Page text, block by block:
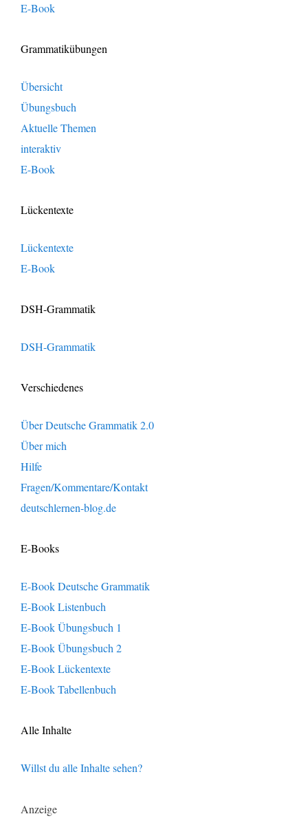
E-Book
Grammatikübungen
Übersicht
Übungsbuch
Aktuelle Themen
interaktiv
E-Book
Lückentexte
Lückentexte
E-Book
DSH-Grammatik
DSH-Grammatik
Verschiedenes
Über Deutsche Grammatik 2.0
Über mich
Hilfe
Fragen/Kommentare/Kontakt
deutschlernen-blog.de
E-Books
E-Book Deutsche Grammatik
E-Book Listenbuch
E-Book Übungsbuch 1
E-Book Übungsbuch 2
E-Book Lückentexte
E-Book Tabellenbuch
Alle Inhalte
Willst du alle Inhalte sehen?
Anzeige